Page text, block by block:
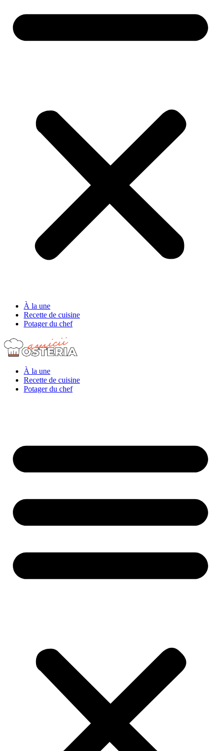
À la une
Recette de cuisine
Potager du chef
À la une
Recette de cuisine
Potager du chef